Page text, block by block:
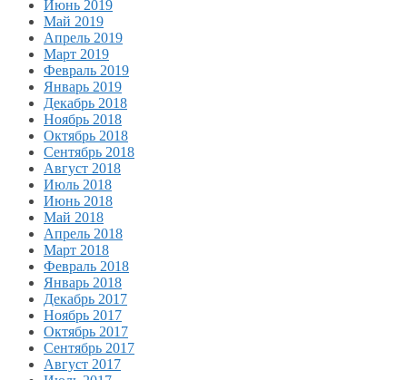
Июнь 2019
Май 2019
Апрель 2019
Март 2019
Февраль 2019
Январь 2019
Декабрь 2018
Ноябрь 2018
Октябрь 2018
Сентябрь 2018
Август 2018
Июль 2018
Июнь 2018
Май 2018
Апрель 2018
Март 2018
Февраль 2018
Январь 2018
Декабрь 2017
Ноябрь 2017
Октябрь 2017
Сентябрь 2017
Август 2017